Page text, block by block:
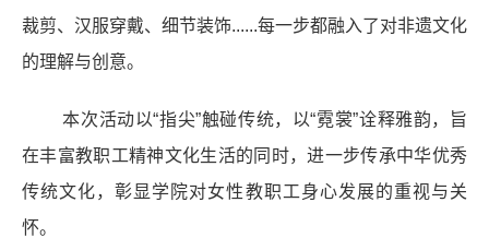
裁剪、汉服穿戴、细节装饰......每一步都融入了对非遗文化
的理解与创意。
本次活动以“指尖”触碰传统，以“霓裳”诠释雅韵，旨
在丰富教职工精神文化生活的同时，进一步传承中华优秀
传统文化，彰显学院对女性教职工身心发展的重视与关
怀。